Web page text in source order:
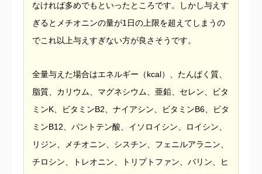
なければ多めでもといったところです。しかし与えす
ぎるとメチオニンの量が1日の上限を超えてしまうの
でこれ以上与えすぎない方が良さそうです。
全量与えた場合はエネルギー（kcal）、たんぱく質、
脂質、カリウム、マグネシウム、亜鉛、セレン、ビタ
ミンK、ビタミンB2、ナイアシン、ビタミンB6、ビタ
ミンB12、パントテン酸、イソロイシン、ロイシン、
リジン、メチオニン、シスチン、フェニルアラニン、
チロシン、トレオニン、トリプトファン、バリン、ヒ